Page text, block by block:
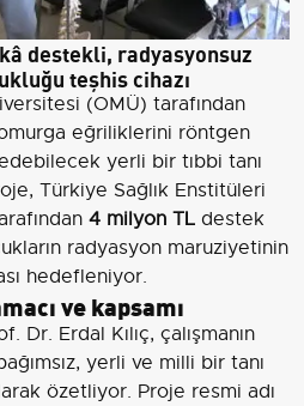
destekli, radyasyonsuz
teşhis cihazı
(OMÜ) tarafından
eğriliklerini röntgen
yerli bir tıbbi tanı
Türkiye Sağlık Enstitüleri
4 milyon TLdestek
radyasyon maruziyetinin
hedefleniyor.
ve kapsamı
Dr. Erdal Kılıç, çalışmanın
yerli ve milli bir tanı
özetliyor. Proje resmi adı